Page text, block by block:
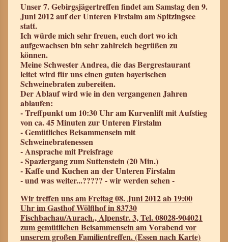
Unser 7. Gebirgsjägertreffen findet am Samstag den 9.
Juni 2012 auf der Unteren Firstalm am Spitzingsee
statt.
Ich würde mich sehr freuen, euch dort wo ich
aufgewachsen bin sehr zahlreich begrüßen zu
können.
Meine Schwester Andrea, die das Bergrestaurant
leitet wird für uns einen guten bayerischen
Schweinebraten zubereiten.
Der Ablauf wird wie in den vergangenen Jahren
ablaufen:
- Treffpunkt um 10:30 Uhr am Kurvenlift mit Aufstieg
von ca. 45 Minuten zur Unteren Firstalm
- Gemütliches Beisammensein mit
Schweinebratenessen
- Ansprache mit Preisfrage
- Spaziergang zum Suttenstein (20 Min.)
- Kaffe und Kuchen an der Unteren Firstalm
- und was weiter...????? - wir werden sehen -
Wir treffen uns am Freitag 08. Juni 2012 ab 19:00
Uhr im Gasthof Wölflhof in 83730
Fischbachau/Aurach., Alpenstr. 3, Tel. 08028-904021
zum gemütlichen Beisammensein am Vorabend vor
unserem großen Familientreffen. (Essen nach Karte)